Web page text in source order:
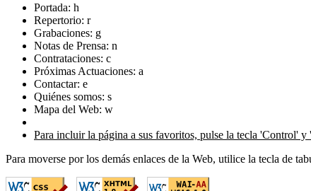
Portada: h
Repertorio: r
Grabaciones: g
Notas de Prensa: n
Contrataciones: c
Próximas Actuaciones: a
Contactar: e
Quiénes somos: s
Mapa del Web: w
Para incluir la página a sus favoritos, pulse la tecla 'Control' y
Para moverse por los demás enlaces de la Web, utilice la tecla de